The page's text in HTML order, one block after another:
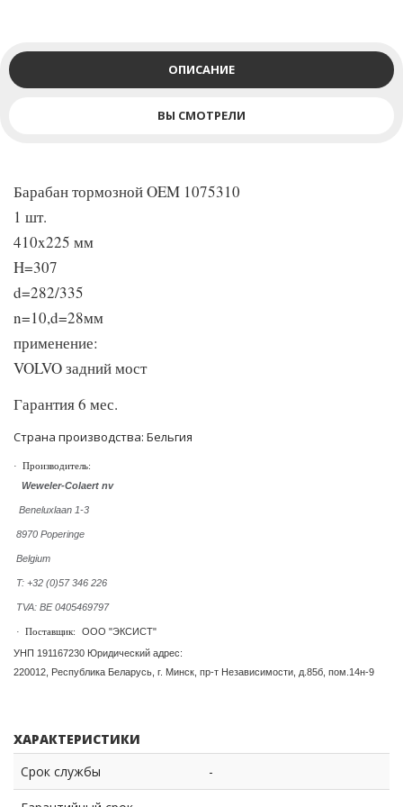
ОПИСАНИЕ
ВЫ СМОТРЕЛИ
Барабан тормозной OEM 1075310
1 шт.
410x225 мм
H=307
d=282/335
n=10,d=28мм
применение:
VOLVO задний мост
Гарантия 6 мес.
Страна производства: Бельгия
· Производитель:
Weweler-Colaert nv
Beneluxlaan 1-3
8970 Poperinge
Belgium
T: +32 (0)57 346 226
TVA: BE 0405469797
· Поставщик:
ООО "ЭКСИСТ"
УНП 191167230 Юридический адрес:
220012, Республика Беларусь, г. Минск, пр-т Независимости, д.85б, пом.14н-9
ХАРАКТЕРИСТИКИ
Срок службы
-